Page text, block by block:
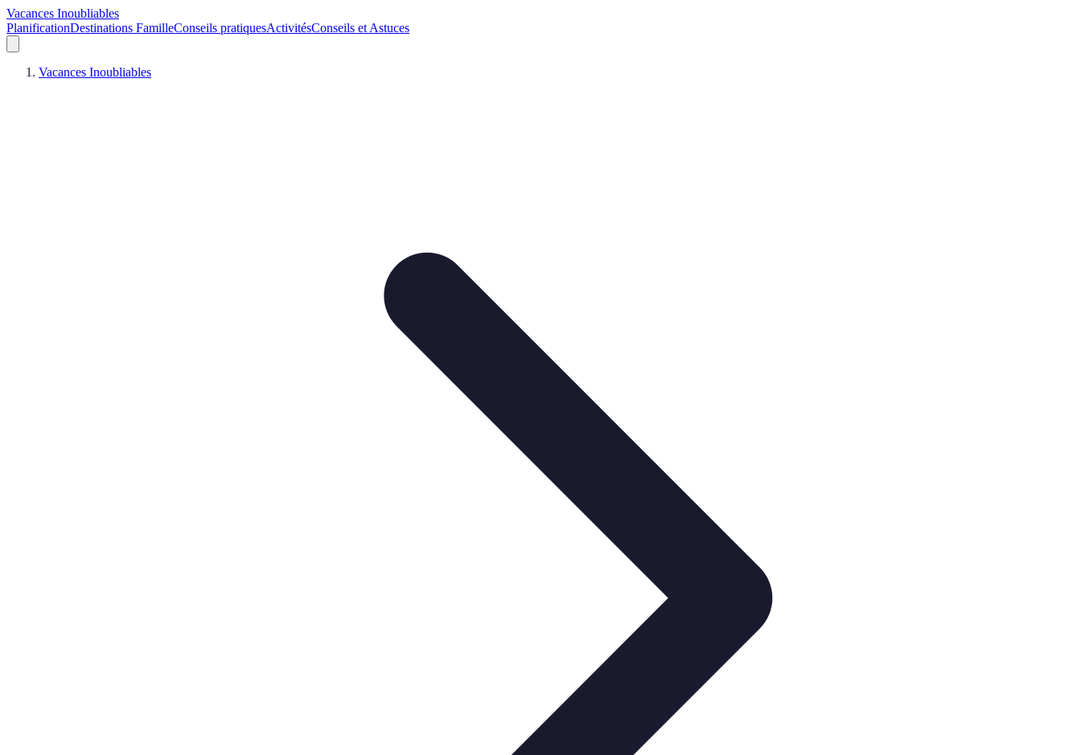
Vacances Inoubliables
PlanificationDestinations FamilleConseils pratiquesActivitésConseils et Astuces
Vacances Inoubliables